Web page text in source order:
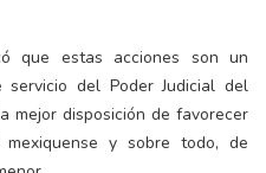
que estas acciones son un
del Poder Judicial del
mejor disposición de favorecer
y sobre todo, de